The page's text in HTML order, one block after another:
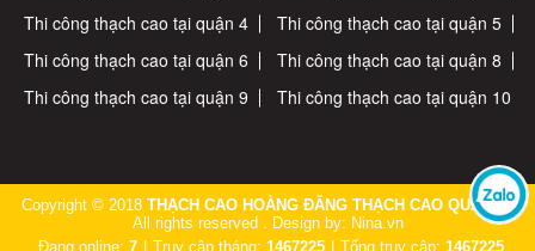
Thi công thạch cao tại quận 4
Thi công thạch cao tại quận 5
Thi công thạch cao tại quận 6
Thi công thạch cao tại quận 8
Thi công thạch cao tại quận 9
Thi công thạch cao tại quận 10
Copyright © 2018 THẠCH CAO HOÀNG ĐĂNG THẠCH CAO QUẬN 7.
All rights reserved . Design by: Nina.vn
Đang online: 7 Truy cập tháng: 1467225 Tổng truy cập: 1467225